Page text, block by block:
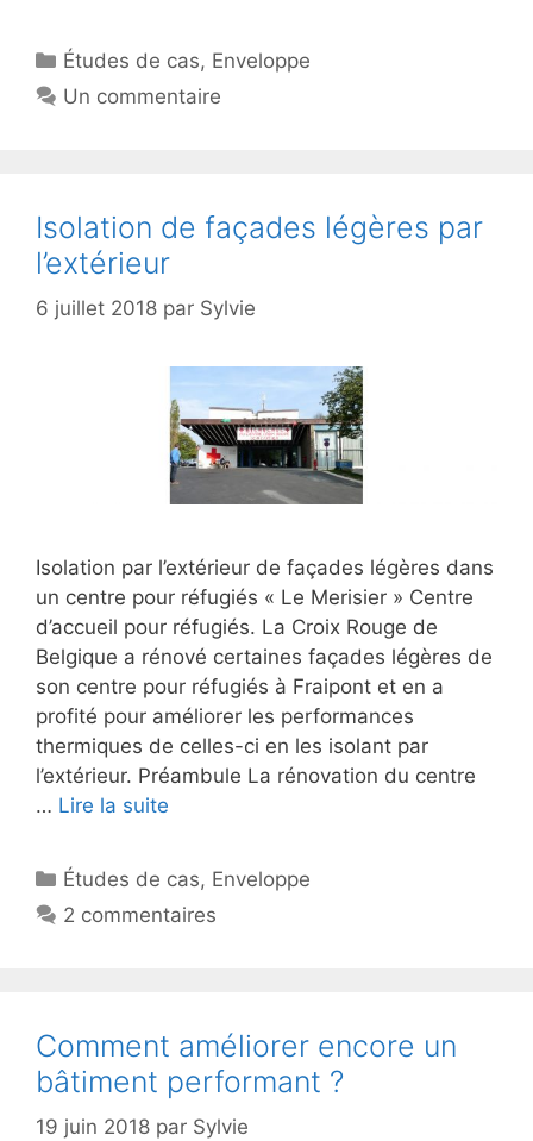
Catégories
Études de cas, Enveloppe
Un commentaire
Isolation de façades légères par
l’extérieur
6 juillet 2018 par Sylvie
Isolation par l’extérieur de façades légères dans
un centre pour réfugiés « Le Merisier » Centre
d’accueil pour réfugiés. La Croix Rouge de
Belgique a rénové certaines façades légères de
son centre pour réfugiés à Fraipont et en a
profité pour améliorer les performances
thermiques de celles-ci en les isolant par
l’extérieur. Préambule La rénovation du centre
… Lire la suite
Catégories
Études de cas, Enveloppe
2 commentaires
Comment améliorer encore un
bâtiment performant ?
19 juin 2018 par Sylvie